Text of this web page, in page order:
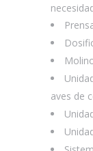
aves de